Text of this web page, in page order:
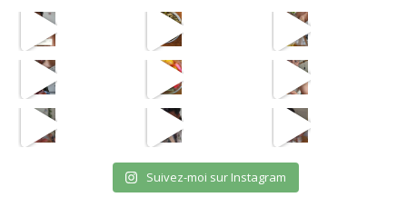
avec les astuces de @aist
Suivez-moi sur Instagram